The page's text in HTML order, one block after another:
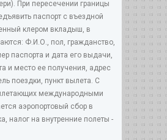
При пересечении границы
паспорт с въездной
клером вкладыш, в
Ф.И.О., пол, гражданство,
паспорта и дата его выдачи,
и место ее получения, адрес
поездки, пункт вылета. С
международными
аэропортовый сбор в
налог на внутренние полеты -